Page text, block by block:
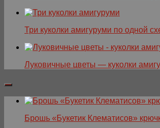
Три куколки амигуруми по одной
Луковичные цветы — куколки
Брошь «Букетик Клематисов»